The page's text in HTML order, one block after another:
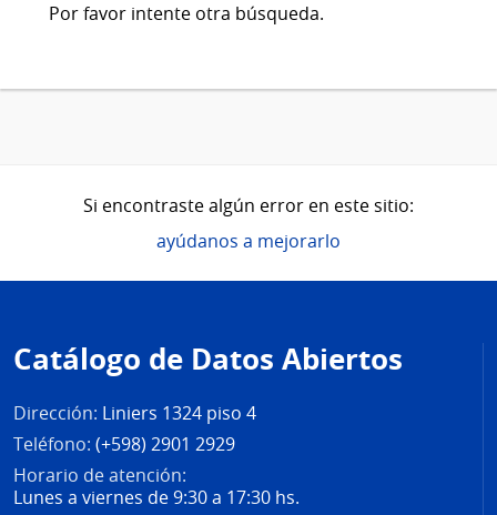
Por favor intente otra búsqueda.
Si encontraste algún error en este sitio:
ayúdanos a mejorarlo
de
página
Catálogo de Datos Abiertos
Dirección: Liniers 1324 piso 4
Teléfono: (+598) 2901 2929
Horario de atención:
Lunes a viernes de 9:30 a 17:30 hs.